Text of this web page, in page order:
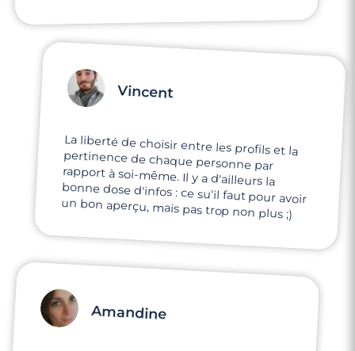
Vincent
La liberté de choisir entre les profils et la
pertinence de chaque personne par
rapport à soi-même. Il y a d'ailleurs la
bonne dose d'infos : ce su'il faut pour avoir
un bon aperçu, mais pas trop non plus ;)
Amandine